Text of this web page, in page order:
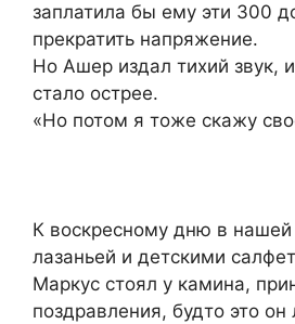
заплатила бы ему эти 300
прекратить напряжение.
Но Ашер издал тихий звук,
стало острее.
«Но потом я тоже скажу
К воскресному дню в нашей
лазаньей и детскими
Маркус стоял у камина,
поздравления, будто это